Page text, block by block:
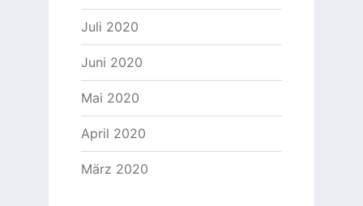
Juli 2020
Juni 2020
Mai 2020
April 2020
März 2020